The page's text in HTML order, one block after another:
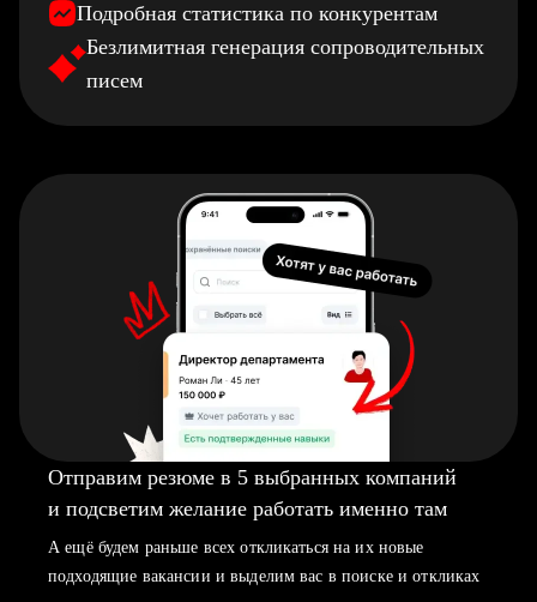
Подробная статистика по конкурентам
Безлимитная генерация сопроводительных
писем
Отправим резюме в 5 выбранных компаний
и подсветим желание работать именно там
А ещё будем раньше всех откликаться на их новые
подходящие вакансии и выделим вас в поиске и откликах